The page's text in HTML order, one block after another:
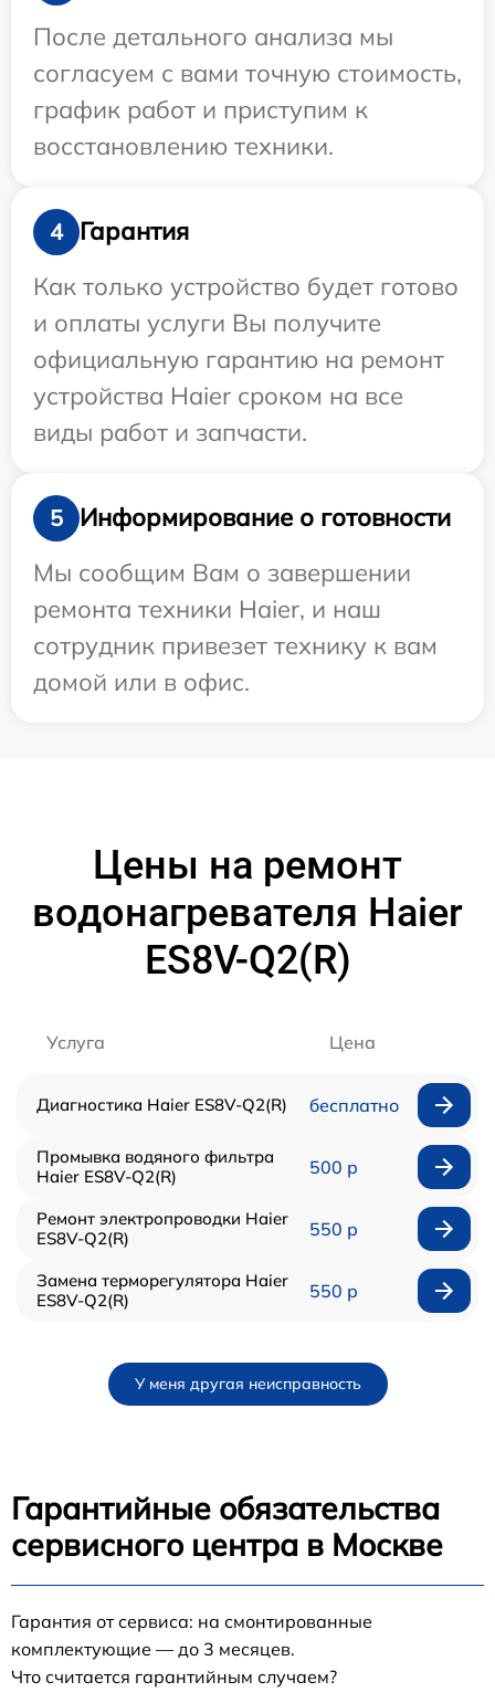
После детального анализа мы
согласуем с вами точную стоимость,
график работ и приступим к
восстановлению техники.
4
Гарантия
Как только устройство будет готово
и оплаты услуги Вы получите
официальную гарантию на ремонт
устройства Haier сроком на все
виды работ и запчасти.
5
Информирование о готовности
Мы сообщим Вам о завершении
ремонта техники Haier, и наш
сотрудник привезет технику к вам
домой или в офис.
Цены на ремонт
водонагревателя Haier
ES8V-Q2(R)
Услуга Цена
Диагностика Haier ES8V-Q2(R) бесплатно
Промывка водяного фильтра
Haier ES8V-Q2(R)
500 р
Ремонт электропроводки Haier
ES8V-Q2(R)
550 р
Замена терморегулятора Haier
ES8V-Q2(R)
550 р
У меня другая неисправность
Гарантийные обязательства
сервисного центра в Москве
Гарантия от сервиса: на смонтированные
комплектующие — до 3 месяцев.
Что считается гарантийным случаем?